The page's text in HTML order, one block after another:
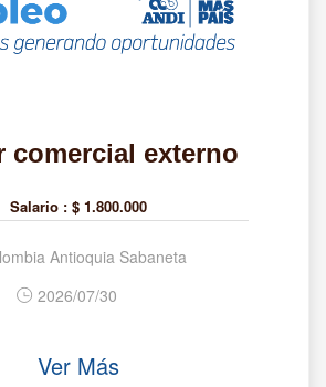
comercial externo
Salario : $ 1.800.000
Antioquia Sabaneta
2026/07/30
Ver Más